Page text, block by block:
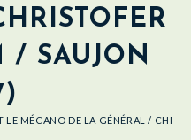
/ SAUJON
LE MÉCANO DE LA GÉNÉRAL /